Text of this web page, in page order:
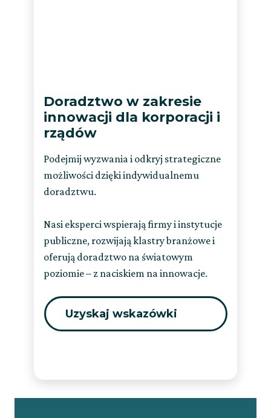
Doradztwo w zakresie
innowacji dla korporacji i
rządów
Podejmij wyzwania i odkryj strategiczne
możliwości dzięki indywidualnemu
doradztwu.
Nasi eksperci wspierają firmy i instytucje
publiczne, rozwijają klastry branżowe i
oferują doradztwo na światowym
poziomie – z naciskiem na innowacje.
Uzyskaj wskazówki